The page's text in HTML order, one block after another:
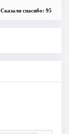
Сказали спасибо: 95